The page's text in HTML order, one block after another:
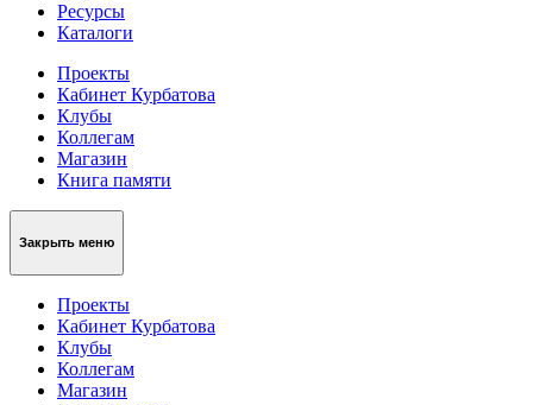
Ресурсы
Каталоги
Проекты
Кабинет Курбатова
Клубы
Коллегам
Магазин
Книга памяти
Закрыть меню
Проекты
Кабинет Курбатова
Клубы
Коллегам
Магазин